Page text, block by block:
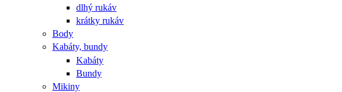
dlhý rukáv
krátky rukáv
Body
Kabáty, bundy
Kabáty
Bundy
Mikiny